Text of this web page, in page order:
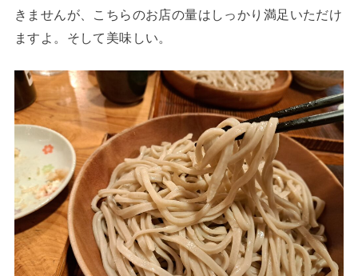
きませんが、こちらのお店の量はしっかり満足いただけ
ますよ。そして美味しい。